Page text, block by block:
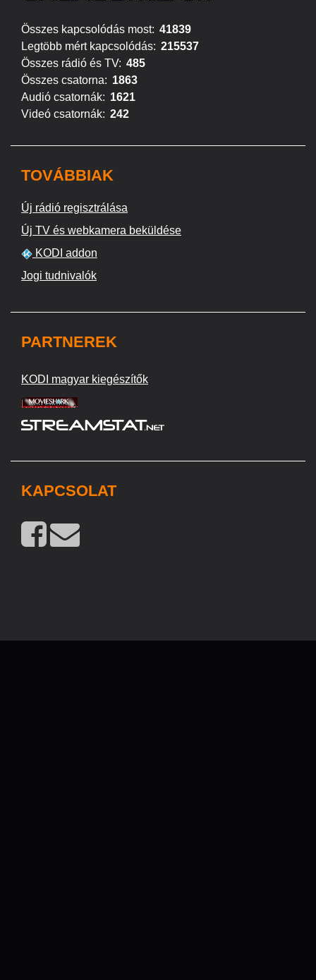
Összes kapcsolódás most: 41839
Legtöbb mért kapcsolódás: 215537
Összes rádió és TV: 485
Összes csatorna: 1863
Audió csatornák: 1621
Videó csatornák: 242
TOVÁBBIAK
Új rádió regisztrálása
Új TV és webkamera beküldése
KODI addon
Jogi tudnivalók
PARTNEREK
KODI magyar kiegészítők
KAPCSOLAT